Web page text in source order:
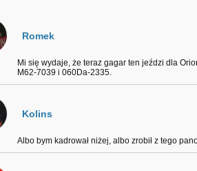
Romek
Mi się wydaje, że teraz gagar ten jeździ dla
M62-7039 i 060Da-2335.
Kolins
Albo bym kadrował niżej, albo zrobił z tego